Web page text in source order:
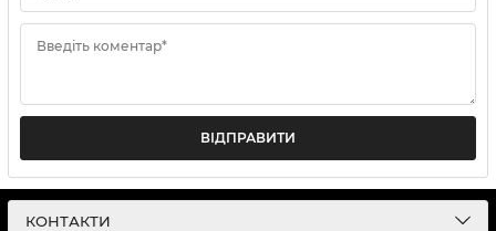
Введіть коментар*
ВІДПРАВИТИ
КОНТАКТИ